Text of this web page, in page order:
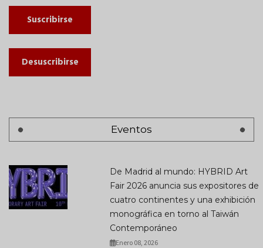
Suscribirse
Desuscribirse
Eventos
De Madrid al mundo: HYBRID Art
Fair 2026 anuncia sus expositores de
cuatro continentes y una exhibición
monográfica en torno al Taiwán
Contemporáneo
Enero 08, 2026